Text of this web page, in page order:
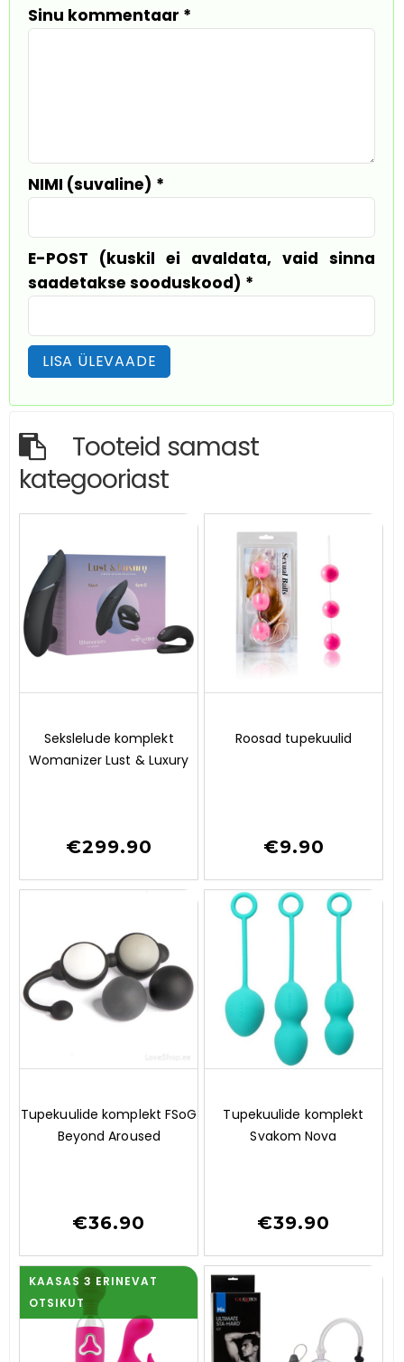
Sinu kommentaar *
NIMI (suvaline) *
E-POST (kuskil ei avaldata, vaid sinna
saadetakse sooduskood) *
Tooteid samast
kategooriast
o
u
Sekslelude komplekt
Womanizer Lust & Luxury
€299.90
o
Roosad tupekuulid
€9.90
o
u
Tupekuulide komplekt FSoG
Beyond Aroused
€36.90
o
u
Tupekuulide komplekt
Svakom Nova
€39.90
KAASAS 3 ERINEVAT
OTSIKUT